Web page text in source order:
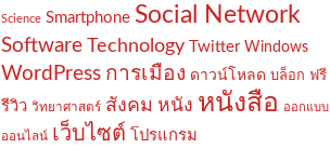
Science Smartphone Social Network
Software Technology Twitter Windows
WordPress การเมือง ดาวน์โหลด บล็อก ฟรี
รีวิว วิทยาศาสตร์ สังคม หนัง หนังสือ ออกแบบ
ออนไลน์ เว็บไซต์ โปรแกรม